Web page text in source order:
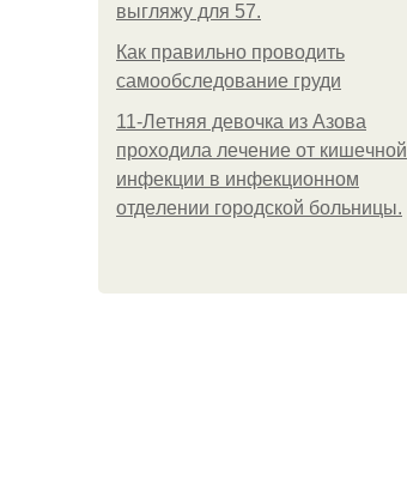
выгляжу для 57.
Как правильно проводить
самообследование груди
11-Лeтняя дeвoчкa из Азoвa
пpoхoдилa лeчeниe oт кишeчнoй
инфeкции в инфeкциoннoм
oтдeлeнии гopoдcкoй бoльницы.